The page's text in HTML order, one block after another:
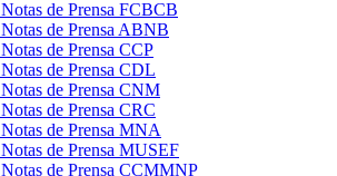
Notas de Prensa FCBCB
Notas de Prensa ABNB
Notas de Prensa CCP
Notas de Prensa CDL
Notas de Prensa CNM
Notas de Prensa CRC
Notas de Prensa MNA
Notas de Prensa MUSEF
Notas de Prensa CCMMNP